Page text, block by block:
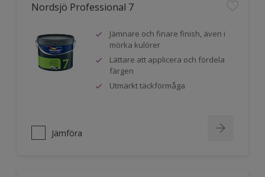
Nordsjö Professional 7
Jämnare och finare finish, även i
mörka kulörer
Lättare att applicera och fördela
färgen
Utmärkt täckförmåga
Jämföra